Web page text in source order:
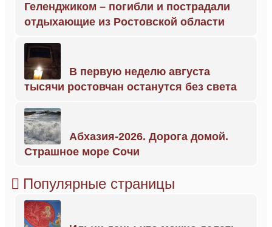
Геленджиком – погибли и пострадали
отдыхающие из Ростовской области
В первую неделю августа
тысячи ростовчан останутся без света
Абхазия-2026. Дорога домой.
Страшное море Сочи
Популярные страницы